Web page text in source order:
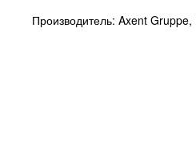
Производитель: Axent